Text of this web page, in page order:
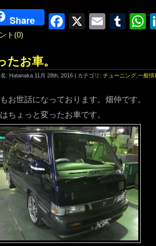
Share Facebook
X Email
ト(0)
たお車。
: Hatanaka 11月 28th, 2016 | カテゴリ: チューニング 一般情
お世話になっております。畑仲です。
ちょっと変ったお車です。